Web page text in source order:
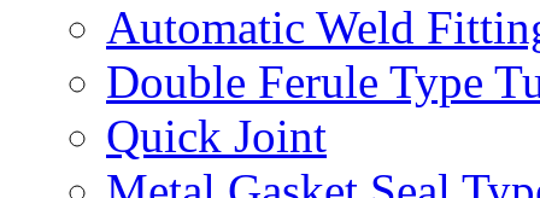
Automatic Weld
Double Ferule Type
Quick Joint